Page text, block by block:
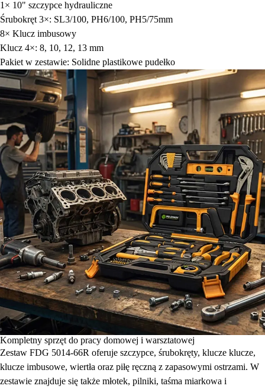
1× 10" szczypce hydrauliczne
Śrubokręt 3×: SL3/100, PH6/100, PH5/75mm
8× Klucz imbusowy
Klucz 4×: 8, 10, 12, 13 mm
Pakiet w zestawie: Solidne plastikowe pudełko
Kompletny sprzęt do pracy domowej i warsztatowej
Zestaw FDG 5014-66R oferuje szczypce, śrubokręty, klucze klucze,
klucze imbusowe, wiertła oraz piłę ręczną z zapasowymi ostrzami. W
zestawie znajduje się także młotek, pilniki, taśma miarkowa i